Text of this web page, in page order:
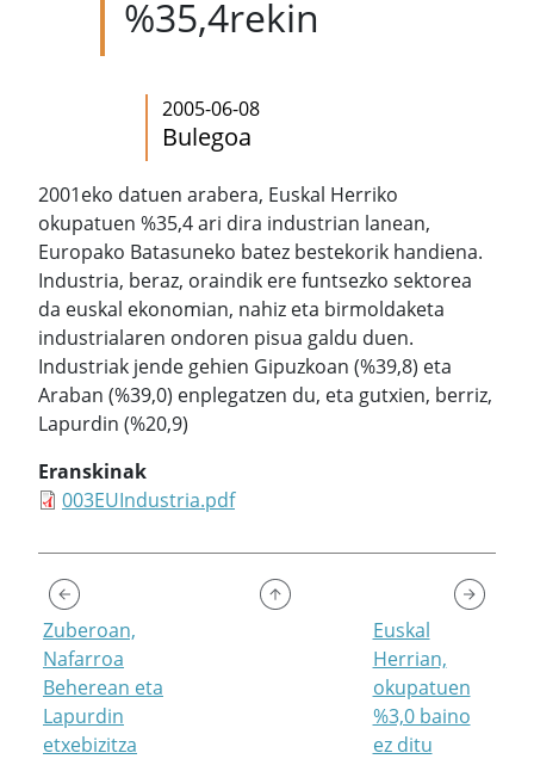
%35,4rekin
2005-06-08
Bulegoa
2001eko datuen arabera, Euskal Herriko
okupatuen %35,4 ari dira industrian lanean,
Europako Batasuneko batez bestekorik handiena.
Industria, beraz, oraindik ere funtsezko sektorea
da euskal ekonomian, nahiz eta birmoldaketa
industrialaren ondoren pisua galdu duen.
Industriak jende gehien Gipuzkoan (%39,8) eta
Araban (%39,0) enplegatzen du, eta gutxien, berriz,
Lapurdin (%20,9)
Eranskinak
003EUIndustria.pdf
Zuberoan,
Nafarroa
Beherean eta
Lapurdin
etxebizitza
Euskal
Herrian,
okupatuen
%3,0 baino
ez ditu